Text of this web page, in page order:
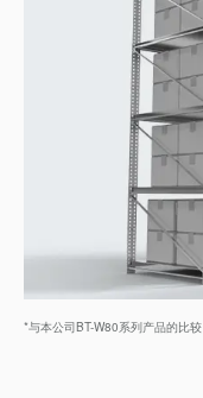
*与本公司BT-W80系列产品的比较